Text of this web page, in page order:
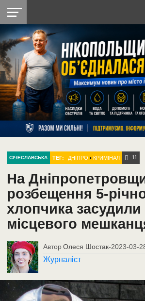
НІКОПОЛЬ
РАЙОН
СІЧЕСЛАВСЬКА
УКРАЇНА
РЕТРО
НІКОПОЛЬ
ЛАЙТ
УКРАЇНА
ДОПОМОГА
РАДІО
СІЧЕСЛАВСЬКА ТЕГ: ДНІПРО •КРИМІНАЛ 11
На
розбещення 5-
хлопчика засудили
місцевого
Автор Олеся Шостак-2023-03-
Журналіст